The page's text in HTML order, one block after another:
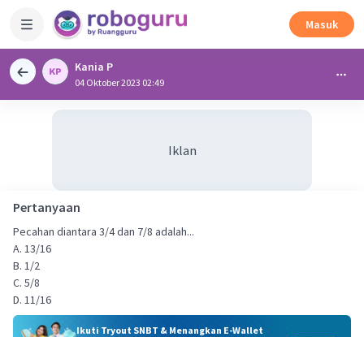
Masuk
Kania P
04 Oktober 2023 02:49
Iklan
Pertanyaan
Pecahan diantara 3/4 dan 7/8 adalah...
A. 13/16
B. 1/2
C. 5/8
D. 11/16
Ikuti Tryout SNBT & Menangkan E-Wallet